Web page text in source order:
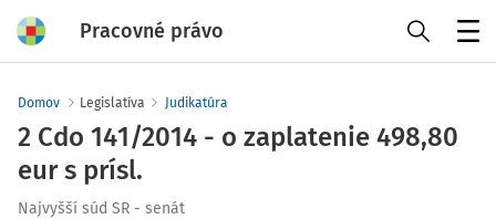
Pracovné právo
Domov Legislatíva Judikatúra
2 Cdo 141/2014 - o zaplatenie 498,80
eur s prísl.
Najvyšší súd SR - senát